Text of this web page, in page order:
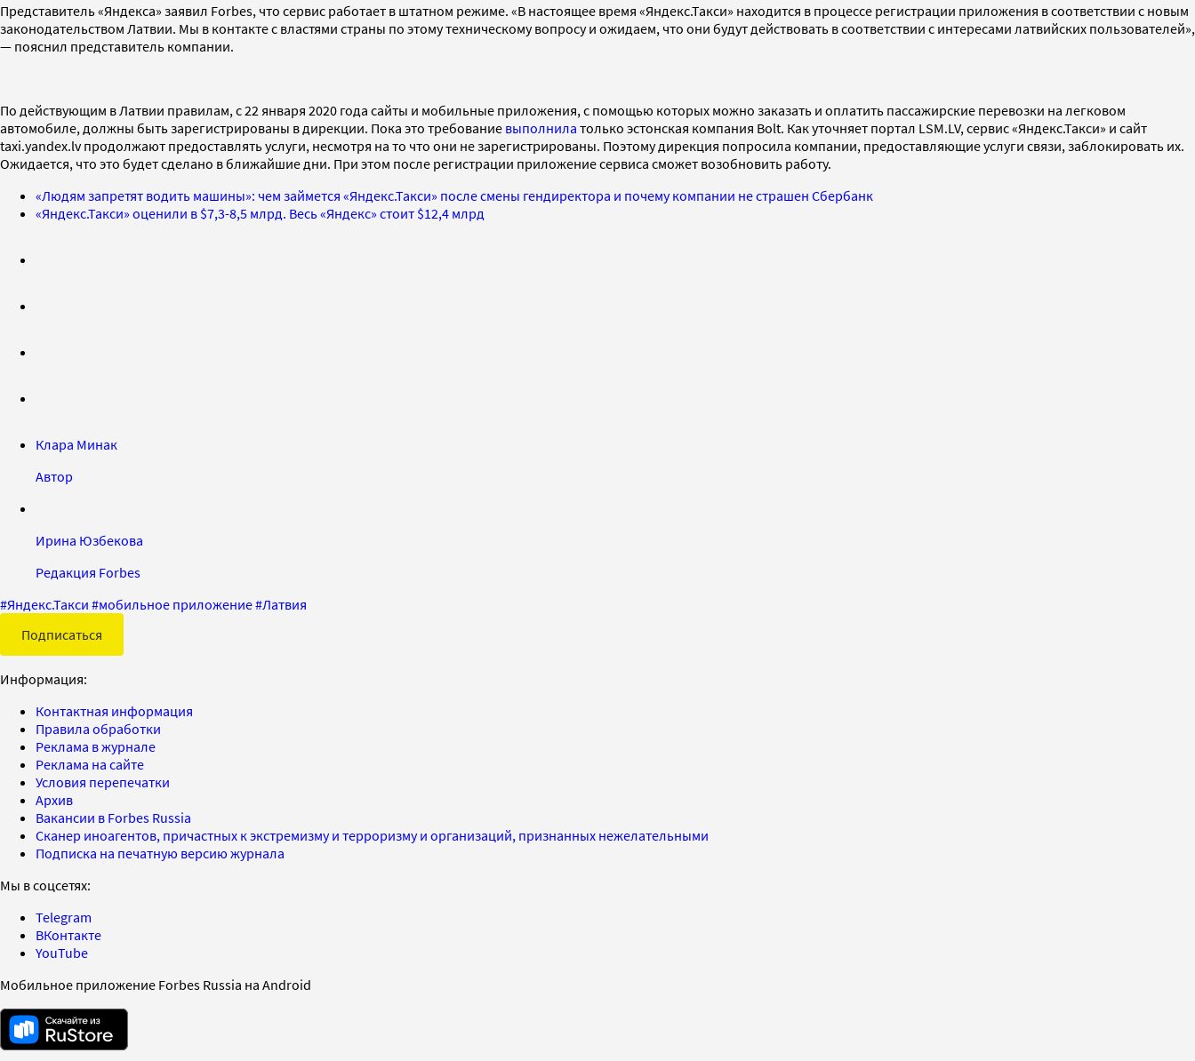
Представитель «Яндекса» заявил Forbes, что сервис работает в штатном режиме. «В настоящее время «Яндекс.Такси» находится в процессе регистрации приложения в соответствии с новым
законодательством Латвии. Мы в контакте с властями страны по этому техническому вопросу и ожидаем, что они будут действовать в соответствии с интересами латвийских пользователей»,
— пояснил представитель компании.
По действующим в Латвии правилам, с 22 января 2020 года сайты и мобильные приложения, с помощью которых можно заказать и оплатить пассажирские перевозки на легковом
автомобиле, должны быть зарегистрированы в дирекции. Пока это требование выполнила только эстонская компания Bolt. Как уточняет портал LSM.LV, сервис «Яндекс.Такси» и сайт
taxi.yandex.lv продолжают предоставлять услуги, несмотря на то что они не зарегистрированы. Поэтому дирекция попросила компании, предоставляющие услуги связи, заблокировать их.
Ожидается, что это будет сделано в ближайшие дни. При этом после регистрации приложение сервиса сможет возобновить работу.
«Людям запретят водить машины»: чем займется «Яндекс.Такси» после смены гендиректора и почему компании не страшен Сбербанк
«Яндекс.Такси» оценили в $7,3-8,5 млрд. Весь «Яндекс» стоит $12,4 млрд
Клара Минак
Автор
Ирина Юзбекова
Редакция Forbes
#Яндекс.Такси #мобильное приложение#Латвия
Подписаться
Информация:
Контактная информация
Правила обработки
Реклама в журнале
Реклама на сайте
Условия перепечатки
Архив
Вакансии в Forbes Russia
Сканер иноагентов, причастных к экстремизму и терроризму и организаций, признанных нежелательными
Подписка на печатную версию журнала
Мы в соцсетях:
Telegram
ВКонтакте
YouTube
Мобильное приложение Forbes Russia на Android